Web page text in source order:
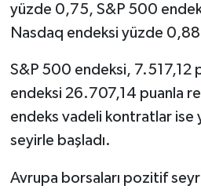
yüzde 0,75, S&P 500
Nasdaq endeksi yüzde
S&P 500 endeksi, 7.517,12
endeksi 26.707,14 puanla
endeks vadeli kontratlar ise
seyirle başladı.
Avrupa borsaları pozitif